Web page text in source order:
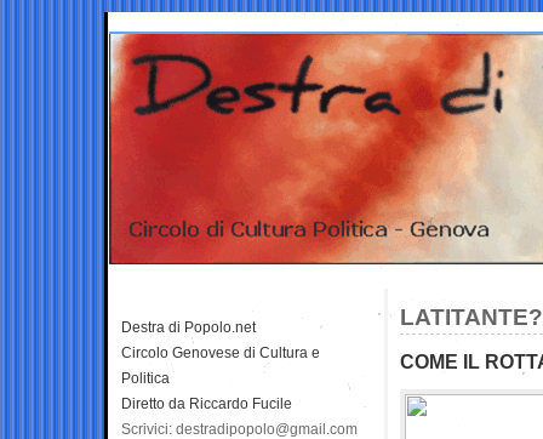
COME IL
Destra di Popolo.net
Circolo Genovese di Cultura e
Politica
Diretto da Riccardo Fucile
Scrivici: destradipopolo@gmail.com